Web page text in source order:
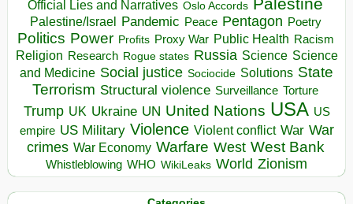
Official Lies and Narratives Oslo Accords
Palestine/Israel Pandemic Peace Pentagon Poetry
Politics Power Profits Proxy War Public Health Racism
Religion Research Rogue states Russia Science Science
and Medicine Social justice Sociocide Solutions State
Terrorism Structural violence Surveillance Torture
Trump UK Ukraine UN United Nations USA US
empire US Military Violence Violent conflict War War
crimes War Economy Warfare West West Bank
Whistleblowing WHO WikiLeaks World Zionism